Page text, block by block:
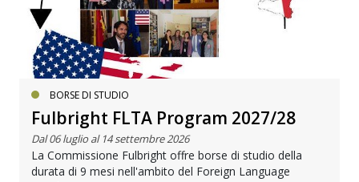
BORSE DI STUDIO
Fulbright FLTA Program 2027/28
Dal 06 luglio al 14 settembre 2026
La Commissione Fulbright offre borse di studio della
durata di 9 mesi nell'ambito del Foreign Language